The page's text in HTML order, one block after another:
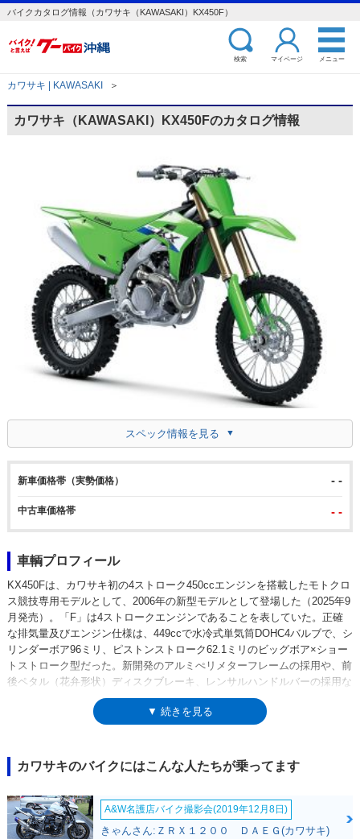
バイクカタログ情報（カワサキ（KAWASAKI）KX450F）
検索 マイページ メニュー
カワサキ | KAWASAKI ＞
カワサキ（KAWASAKI）KX450Fのカタログ情報
スペック情報を見る
新車価格帯（実勢価格） - -
中古車価格帯 - -
車輌プロフィール
KX450Fは、カワサキ初の4ストローク450ccエンジンを搭載したモトクロ
ス競技専用モデルとして、2006年の新型モデルとして登場した（2025年9
月発売）。「F」は4ストロークエンジンであることを表していた。正確
な排気量及びエンジン仕様は、449ccで水冷式単気筒DOHC4バルブで、シ
リンダーボア96ミリ、ピストンストローク62.1ミリのビッグボア×ショー
トストローク型だった。新開発のアルミぺリメターフレームの採用や、前
後ペタル（花弁形状）ディスクブレーキ、レンサルハンドルバーの採用な
ど、ライダーがより速く走るために必要と思われるすべてが施され、ほぼ
毎シーズンごとの仕様変更を受けながら進化を続け、2019年モデルから
KX450が、仕様変更を受けるとともに、再び「F」の文字を得たもので、
その理由は、この年にカワサキのフルサイズオフロードレーサーに、再び
2ストエンジン車（KX327/KX327X）が復活したためだった。※2027年モ
デルとしてKX450Fが発表された時点で、詳細なスペック情報は未発表。
発売予定も「2026年秋頃」となっていた。
▼ 続きを見る
カワサキのバイクにはこんな人たちが乗ってます
A&W名護店バイク撮影会(2019年12月8日)
きゃんさん:ＺＲＸ１２００ ＤＡＥＧ(カワサキ)